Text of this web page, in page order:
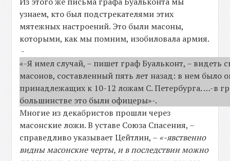
узнаем, кто был подстрекателями этих
мятежных настроений. Это были масоны,
которыми, как мы помним, изобиловала армия.
-
«-Я имел случай, – пишет граф Буальконт, – видеть
масонов, составленный пять лет назад: в нем было
принадлежащих к 10-12 ложам С. Петербурга. …-в
большинстве это были офицеры»-.
Многие из декабристов прошли через
масонские ложи. В уставе Союза Спасения, –
справедливо указывает Цейтлин, – «-явственно
видны масонские черты, и в последствии можно